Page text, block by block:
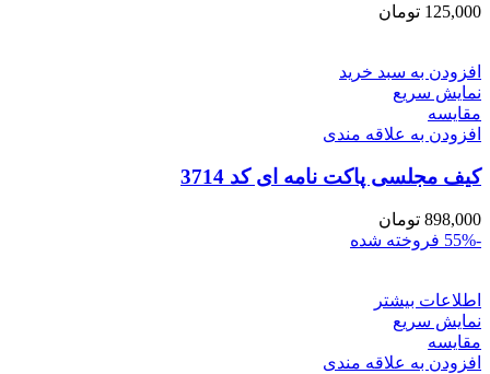
125,000 تومان
افزودن به سبد خرید
نمایش سریع
مقايسه
افزودن به علاقه مندی
کیف مجلسی پاکت نامه ای کد 3714
898,000 تومان
-55%
فروخته شده
اطلاعات بیشتر
نمایش سریع
مقايسه
افزودن به علاقه مندی